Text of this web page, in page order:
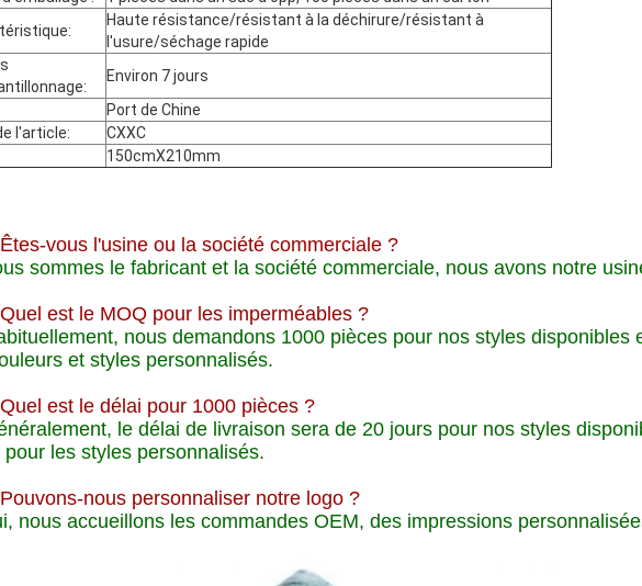
Haute résistance/résistant à la déchirure/résistant à
l'usure/séchage rapide
Environ 7 jours
Port de Chine
l'article:
CXXC
150cmX210mm
vous l'usine ou la société commerciale ?
sommes le fabricant et la société commerciale, nous avons notre
est le MOQ pour les imperméables ?
nous demandons 1000 pièces pour nos styles disponibles
et styles personnalisés.
est le délai pour 1000 pièces ?
le délai de livraison sera de 20 jours pour nos styles
pour les styles personnalisés.
nous personnaliser notre logo ?
nous accueillons les commandes OEM, des impressions